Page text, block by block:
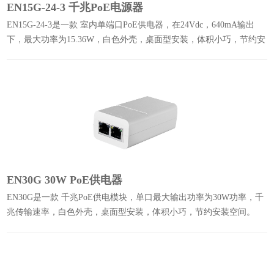
EN15G-24-3 千兆PoE电源器
EN15G-24-3是一款 室内单端口PoE供电器，在24Vdc，640mA输出
下，最大功率为15.36W，白色外壳，桌面型安装，体积小巧，节约安
EN30G 30W PoE供电器
EN30G是一款 千兆PoE供电模块，单口最大输出功率为30W功率，千
兆传输速率，白色外壳，桌面型安装，体积小巧，节约安装空间。